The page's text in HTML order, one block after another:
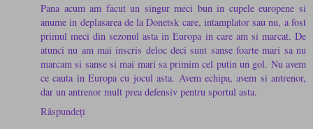
Pana acum am facut un singur meci bun in cupele europene si
anume in deplasarea de la Donetsk care, intamplator sau nu, a fost
primul meci din sezonul asta in Europa in care am si marcat. De
atunci nu am mai inscris deloc deci sunt sanse foarte mari sa nu
marcam si sanse si mai mari sa primim cel putin un gol. Nu avem
ce cauta in Europa cu jocul asta. Avem echipa, avem si antrenor,
dar un antrenor mult prea defensiv pentru sportul asta.
Răspundeți